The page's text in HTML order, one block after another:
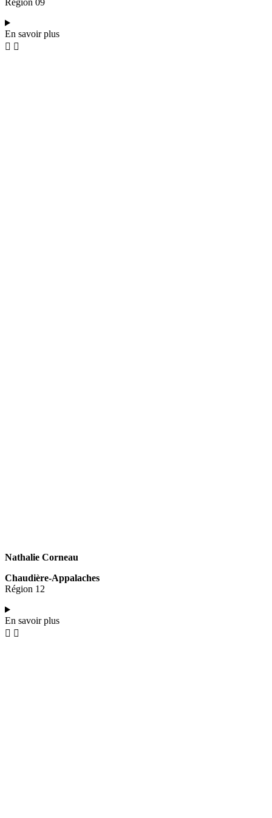
En savoir plus
Nathalie Corneau
Chaudière-Appalaches
Région 12
En savoir plus